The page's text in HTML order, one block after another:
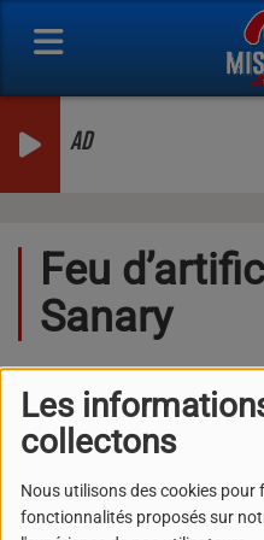
Les
collectons
Nous utilisons des cookies pour
fonctionnalités proposés sur
AD
Feu
Sanary